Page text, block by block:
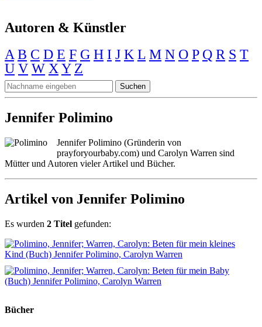
Autoren & Künstler
A B C D E F G H I J K L M N O P Q R S T
U V W X Y Z
Suchen
Jennifer Polimino
Jennifer Polimino (Gründerin von
prayforyourbaby.com) und Carolyn Warren sind
Mütter und Autoren vieler Artikel und Bücher.
Artikel von Jennifer Polimino
Es wurden 2 Titel gefunden:
Bücher